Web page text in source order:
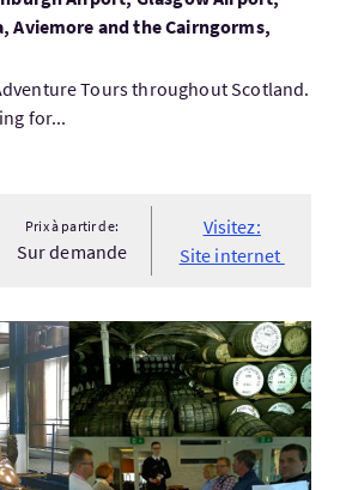
Aviemore and the Cairngorms,
Tours throughout Scotland.
for...
Prix à partir de:
Sur demande
Visitez:
Site internet
Private Tour from Edinburgh